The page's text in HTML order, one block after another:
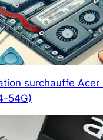
surchauffe
54G)